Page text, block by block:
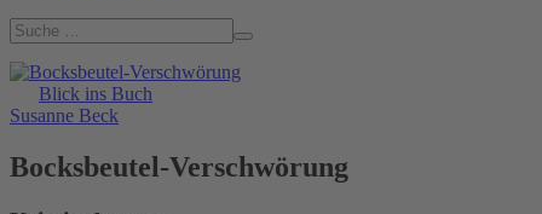
Blick ins Buch
Susanne Beck
Bocksbeutel-Verschwörung